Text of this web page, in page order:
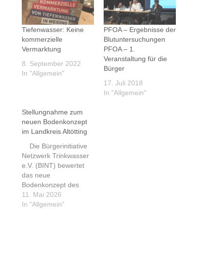
Tiefenwasser: Keine
kommerzielle
Vermarktung
8. September 2022
In "Allgemein"
PFOA – Ergebnisse der
Blutuntersuchungen
PFOA – 1.
Veranstaltung für die
Bürger
17. Juli 2018
In "Allgemein"
Stellungnahme zum
neuen Bodenkonzept
im Landkreis Altötting
Die Bürgerinitiative
Netzwerk Trinkwasser
e.V. (BINT) bewertet
das neue
Bodenkonzept des
Landratsamtes als
einen entscheidenden
11. Mai 2026
In "Allgemein"